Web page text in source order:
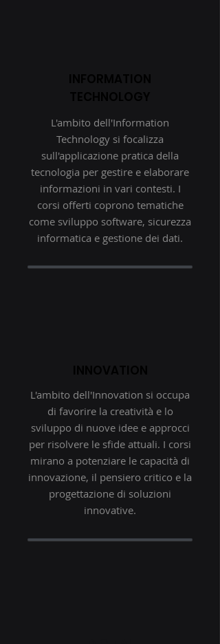
L'ambito dell'Information
Technology si focalizza
sull'applicazione pratica della
tecnologia per gestire e elaborare
informazioni in vari contesti. I
corsi offerti coprono tematiche
come sviluppo software, sicurezza
informatica e gestione dei dati.
L'ambito dell'Innovation si occupa
di favorire la creatività e lo
sviluppo di nuove idee e approcci
per risolvere le sfide attuali. I corsi
mirano a potenziare le capacità di
innovazione, il pensiero critico e la
progettazione di soluzioni
innovative.